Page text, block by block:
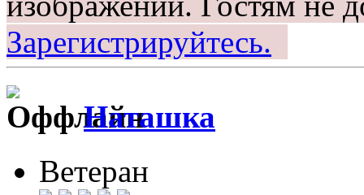
Зарегистрируйтесь.
Наташка
Ветеран